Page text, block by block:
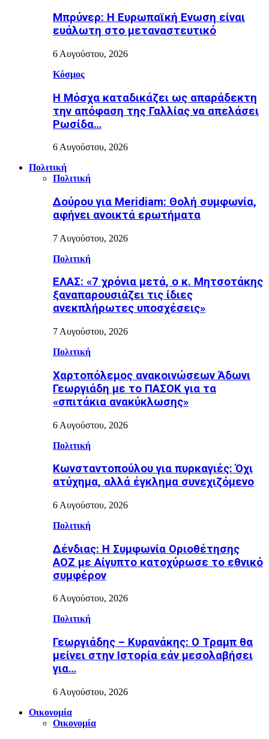
Μπρύνερ: Η Ευρωπαϊκή Ενωση είναι
ευάλωτη στο μεταναστευτικό
6 Αυγούστου, 2026
Κόσμος
Η Μόσχα καταδικάζει ως απαράδεκτη
την απόφαση της Γαλλίας να απελάσει
Ρωσίδα…
6 Αυγούστου, 2026
Πολιτική
Πολιτική
Δούρου για Meridiam: Θολή συμφωνία,
αφήνει ανοικτά ερωτήματα
7 Αυγούστου, 2026
Πολιτική
ΕΛΑΣ: «7 χρόνια μετά, ο κ. Μητσοτάκης
ξαναπαρουσιάζει τις ίδιες
ανεκπλήρωτες υποσχέσεις»
7 Αυγούστου, 2026
Πολιτική
Χαρτοπόλεμος ανακοινώσεων Άδωνι
Γεωργιάδη με το ΠΑΣΟΚ για τα
«σπιτάκια ανακύκλωσης»
6 Αυγούστου, 2026
Πολιτική
Κωνσταντοπούλου για πυρκαγιές: Όχι
ατύχημα, αλλά έγκλημα συνεχιζόμενο
6 Αυγούστου, 2026
Πολιτική
Δένδιας: Η Συμφωνία Οριοθέτησης
ΑΟΖ με Αίγυπτο κατοχύρωσε το εθνικό
συμφέρον
6 Αυγούστου, 2026
Πολιτική
Γεωργιάδης – Κυρανάκης: Ο Τραμπ θα
μείνει στην Ιστορία εάν μεσολαβήσει
για…
6 Αυγούστου, 2026
Οικονομία
Οικονομία